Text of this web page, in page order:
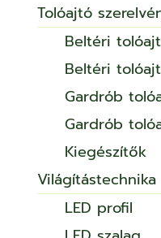
Tolóajtó
Beltéri
Beltéri
Gardrób
Gardrób
Kiegészítők
Világítástechnika
LED profil